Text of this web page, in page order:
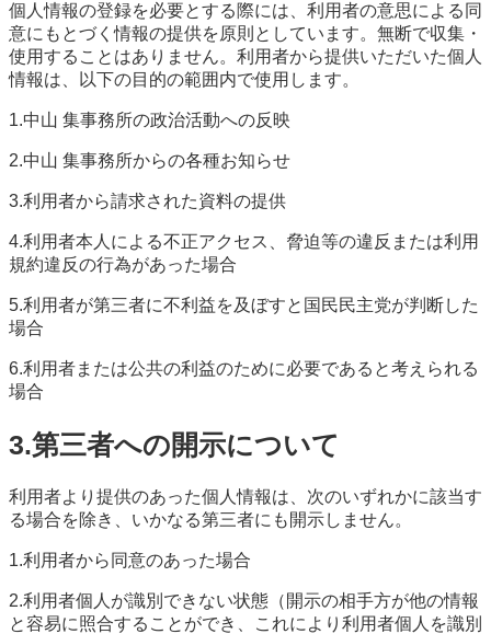
個人情報の登録を必要とする際には、利用者の意思による同
意にもとづく情報の提供を原則としています。無断で収集・
使用することはありません。利用者から提供いただいた個人
情報は、以下の目的の範囲内で使用します。
1.中山 集事務所の政治活動への反映
2.中山 集事務所からの各種お知らせ
3.利用者から請求された資料の提供
4.利用者本人による不正アクセス、脅迫等の違反または利用
規約違反の行為があった場合
5.利用者が第三者に不利益を及ぼすと国民民主党が判断した
場合
6.利用者または公共の利益のために必要であると考えられる
場合
3.第三者への開示について
利用者より提供のあった個人情報は、次のいずれかに該当す
る場合を除き、いかなる第三者にも開示しません。
1.利用者から同意のあった場合
2.利用者個人が識別できない状態（開示の相手方が他の情報
と容易に照合することができ、これにより利用者個人を識別